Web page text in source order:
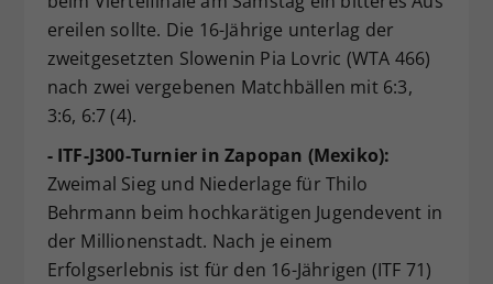
ereilen sollte. Die 16-Jährige unterlag der
zweitgesetzten Slowenin Pia Lovric (WTA 466)
nach zwei vergebenen Matchbällen mit 6:3,
3:6, 6:7 (4).
- ITF-J300-Turnier in Zapopan (Mexiko):
Zweimal Sieg und Niederlage für Thilo
Behrmann beim hochkarätigen Jugendevent in
der Millionenstadt. Nach je einem
Erfolgserlebnis ist für den 16-Jährigen (ITF 71)